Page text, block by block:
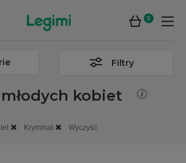
0
Filtry
kobiet
Kryminał Wyczyść